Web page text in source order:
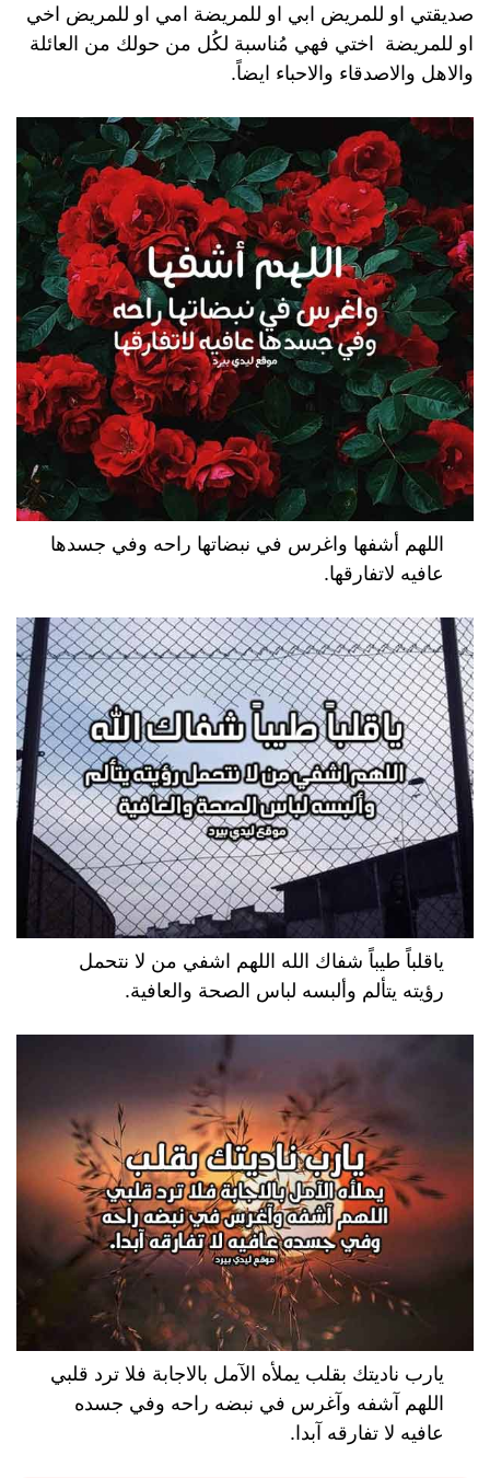
صديقتي او للمريض ابي او للمريضة امي او للمريض اخي
او للمريضة اختي فهي مُناسبة لكُل من حولك من العائلة
والاهل والاصدقاء والاحباء ايضاً.
اللهم أشفها واغرس في نبضاتها راحه وفي جسدها
عافيه لاتفارقها.
ياقلباً طيباً شفاك الله اللهم اشفي من لا نتحمل
رؤيته يتألم وألبسه لباس الصحة والعافية.
يارب ناديتك بقلب يملأه الآمل بالاجابة فلا ترد قلبي
اللهم آشفه وآغرس في نبضه راحه وفي جسده
عافيه لا تفارقه آبدا.